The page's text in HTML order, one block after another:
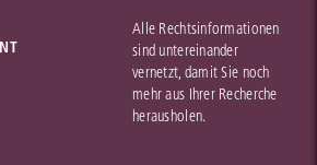
Alle Rechtsinformationen
sind untereinander
vernetzt, damit Sie noch
mehr aus Ihrer Recherche
herausholen.